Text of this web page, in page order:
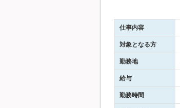
仕事内容
対象となる方
勤務地
給与
勤務時間